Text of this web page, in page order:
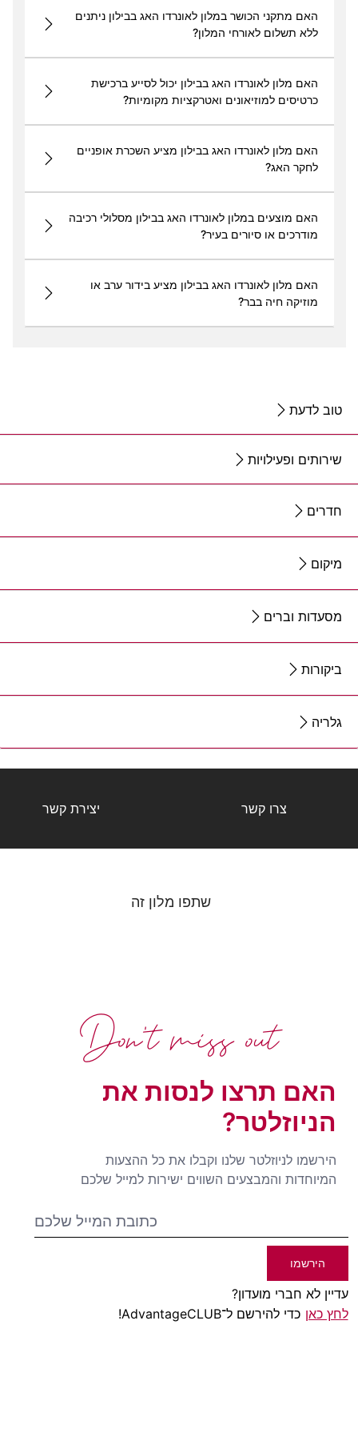
האם מתקני הכושר במלון לאונרדו האג בבילון ניתנים
ללא תשלום לאורחי המלון?
האם מלון לאונרדו האג בבילון יכול לסייע ברכישת
כרטיסים למוזיאונים ואטרקציות מקומיות?
האם מלון לאונרדו האג בבילון מציע השכרת אופניים
לחקר האג?
האם מוצעים במלון לאונרדו האג בבילון מסלולי רכיבה
מודרכים או סיורים בעיר?
האם מלון לאונרדו האג בבילון מציע בידור ערב או
מוזיקה חיה בבר?
טוב לדעת
שירותים ופעילויות
חדרים
מיקום
מסעדות וברים
ביקורות
גלריה
צרו קשר יצירת קשר
שתפו מלון זה
האם תרצו לנסות את
הניוזלטר?
הירשמו לניוזלטר שלנו וקבלו את כל ההצעות
המיוחדות והמבצעים השווים ישירות למייל שלכם
הירשמו
עדיין לא חברי מועדון?
לחץ כאן כדי להירשם ל־AdvantageCLUB!
Don't miss out